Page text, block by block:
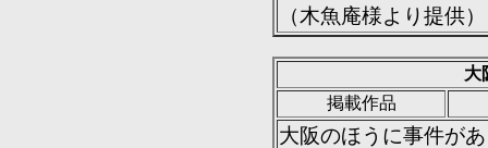
（木魚庵様より提供）
大
掲載作品
大阪のほうに事件が